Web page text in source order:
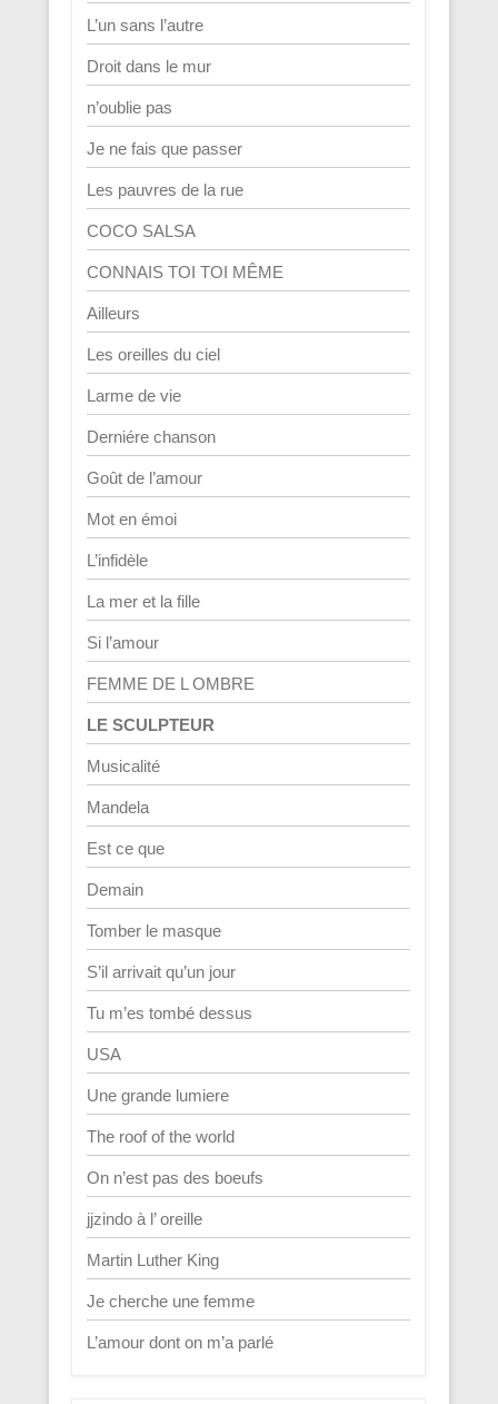
L’un sans l’autre
Droit dans le mur
n’oublie pas
Je ne fais que passer
Les pauvres de la rue
COCO SALSA
CONNAIS TOI TOI MÊME
Ailleurs
Les oreilles du ciel
Larme de vie
Derniére chanson
Goût de l’amour
Mot en émoi
L’infidèle
La mer et la fille
Si l’amour
FEMME DE L OMBRE
LE SCULPTEUR
Musicalité
Mandela
Est ce que
Demain
Tomber le masque
S’il arrivait qu’un jour
Tu m’es tombé dessus
USA
Une grande lumiere
The roof of the world
On n’est pas des boeufs
jjzindo à l’ oreille
Martin Luther King
Je cherche une femme
L’amour dont on m’a parlé